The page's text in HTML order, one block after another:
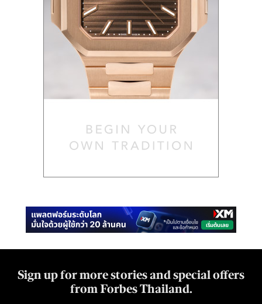
Sign up for more stories and special offers
from Forbes Thailand.